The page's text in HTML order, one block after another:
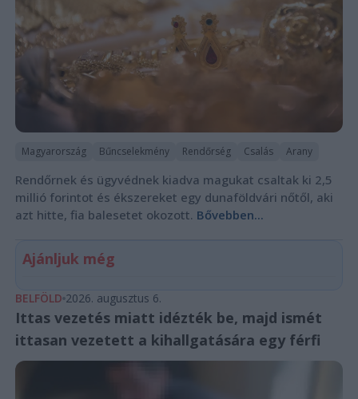
Magyarország Bűncselekmény Rendőrség Csalás Arany
Rendőrnek és ügyvédnek kiadva magukat csaltak ki 2,5
millió forintot és ékszereket egy dunaföldvári nőtől, aki
azt hitte, fia balesetet okozott. Bővebben...
Ajánljuk még
BELFÖLD 2026. augusztus 6.
Ittas vezetés miatt idézték be, majd ismét
ittasan vezetett a kihallgatására egy férfi